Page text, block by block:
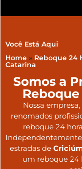
Você Está Aqui
Home » Reboque 24
Catarina
Somos a
Nossa empresa,
renomados
reboque 24
estradas de
um reboque 24